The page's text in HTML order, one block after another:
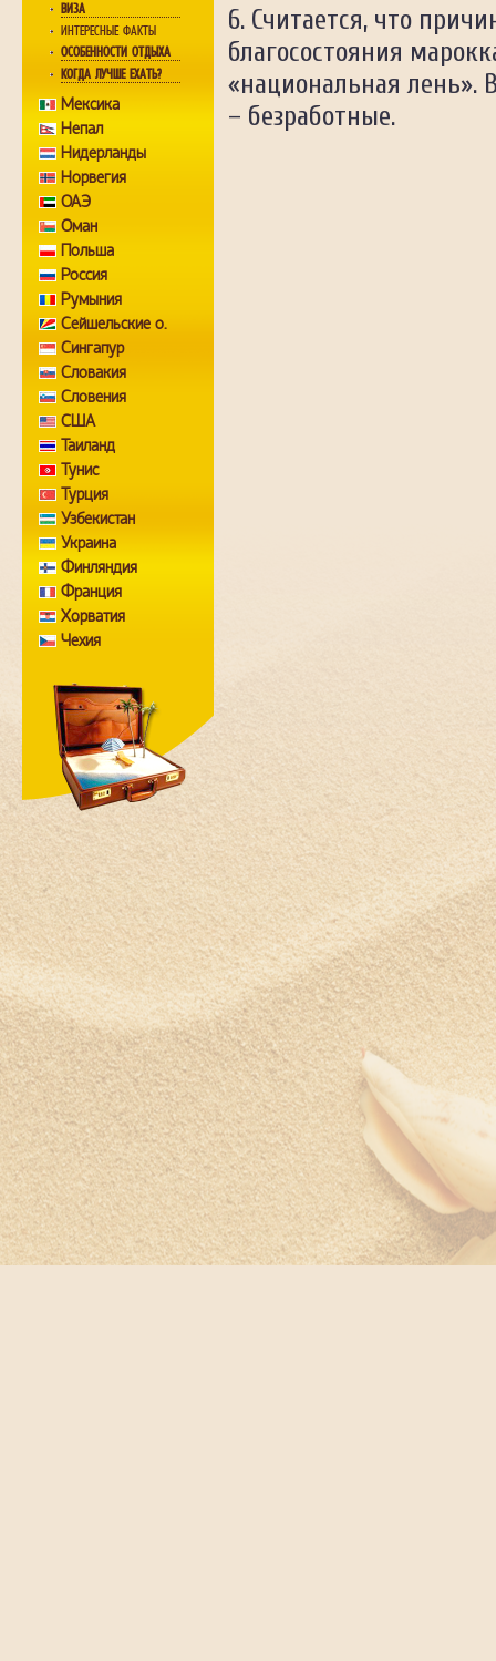
ВИЗА
ИНТЕРЕСНЫЕ ФАКТЫ
ОСОБЕННОСТИ ОТДЫХА
КОГДА ЛУЧШЕ ЕХАТЬ?
Мексика
Непал
Нидерланды
Норвегия
ОАЭ
Оман
Польша
Россия
Румыния
Сейшельские о.
Сингапур
Словакия
Словения
США
Таиланд
Тунис
Турция
Узбекистан
Украина
Финляндия
Франция
Хорватия
Чехия
Швеция
Шри-Ланка
Южная Корея
ЮАР
Ямайка
Япония
Считается, что
благосостояния
«национальная лень».
– безработные.